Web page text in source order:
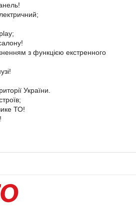
з функцією екстренного
України.
ТО!